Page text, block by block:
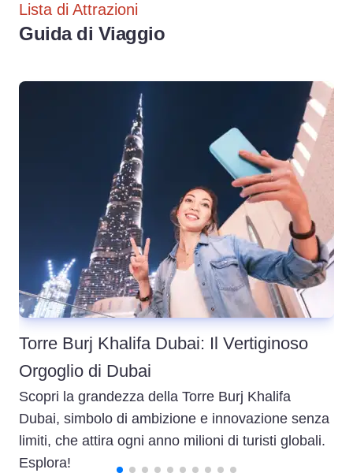
Lista di Attrazioni
Guida di Viaggio
Torre Burj Khalifa Dubai: Il Vertiginoso
Orgoglio di Dubai
Scopri la grandezza della Torre Burj Khalifa
Dubai, simbolo di ambizione e innovazione senza
limiti, che attira ogni anno milioni di turisti globali.
Esplora!